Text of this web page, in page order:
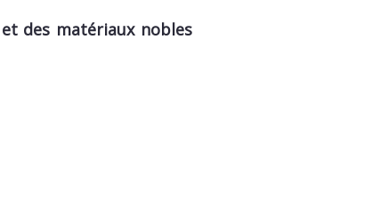
des matériaux nobles